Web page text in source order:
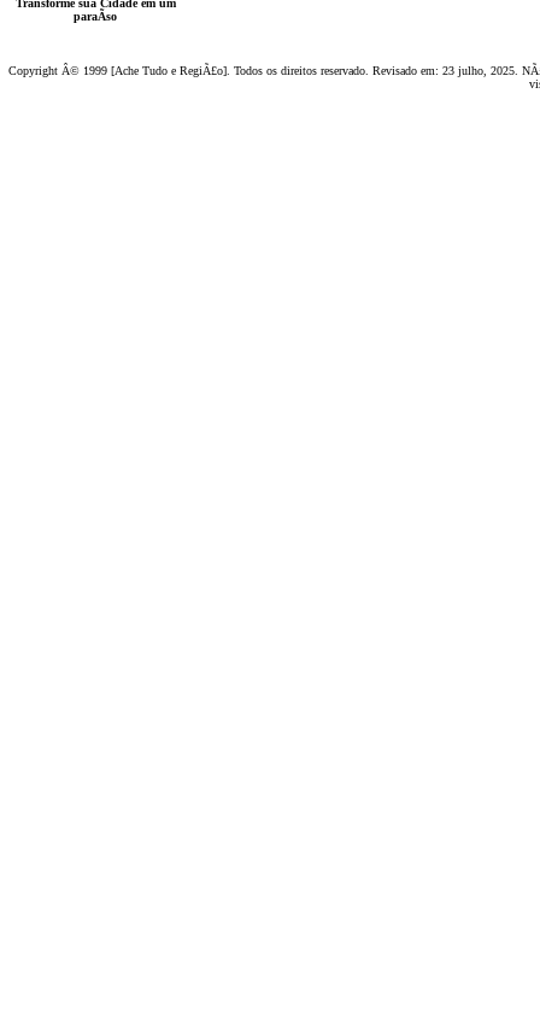
Transforme sua Cidade em um
paraÃ­so
Copyright Â© 1999 [Ache Tudo e RegiÃ£o]. Todos os direitos reservado. Revisado em: 23 julho, 2025 .